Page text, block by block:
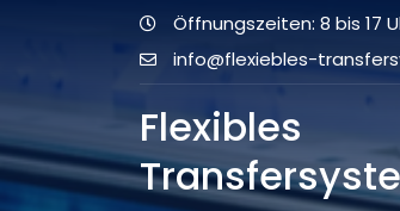
Öffnungszeiten: 8 bis 17
info@flexiebles-
Flexibles